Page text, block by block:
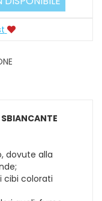
dovute alla
cibi colorati